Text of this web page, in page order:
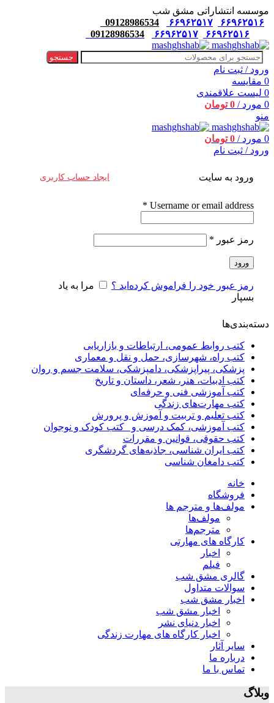
موسسه انتشاراتی مشق شب
۶۶۹۶۲۵۱۶
۶۶۹۶۲۵۱۷
09128986534
۶۶۹۶۲۵۱۶
۶۶۹۶۲۵۱۷ 09128986534
جستجو
ورود / ثبت نام
0 مقایسه
0 لیست علاقمندی
0 مورد /
0 تومان
منو
0 مورد /
0 تومان
ورود / ثبت نام
ورود به سایت ایجاد حساب کاربری
Username or email address
*
رمز عبور *
ورود
رمز عبور خود را فراموش کرده‌اید ؟
مرا به یاد
بسپار
دسته‌بندی‌ها
کتب روابط عمومی، ارتباطات و بازاریابی
کتب راه، شهرسازی، حمل و نقل و معماری
پزشکی، پیراپزشکی، دامپزشکی، سلامت جسم و روان
کتب ادبیات، هنر، شعر، داستان و تاریخ
کتب آموزشی فنی و حرفه‌ای
کتب مهارت‌های زندگی
کتب تعلیم و تربیت و آموزش و پرورش
کتب آموزشی، کمک درسی و _کتب کودک و نوجوان
کتب حقوقی، قوانین و مقررات
کتب ایران شناسی، جاذبه‌های گردشگری
کتب دامغان شناسی
خانه
فروشگاه
مولف‌ها و مترجم ها
مولف‌ها
مترجم‌ها
کارگاه های مهارتی
اخبار
فیلم
گالری مشق شب
سوالات متداول
اخبار مشق شب
اخبار مشق شب
اخبار دنیای نشر
اخبار کارگاه های مهارت زندگی
سایر آثار
درباره ما
تماس با ما
وبلاگ